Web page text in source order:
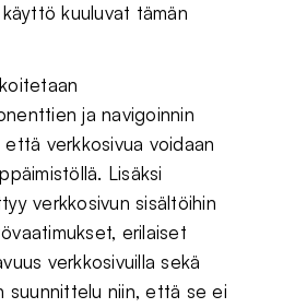
kuuluvat tämän
ja navigoinnin
verkkosivua voidaan
Lisäksi
verkkosivun sisältöihin
erilaiset
verkkosivuilla sekä
suunnittelu niin, että se ei